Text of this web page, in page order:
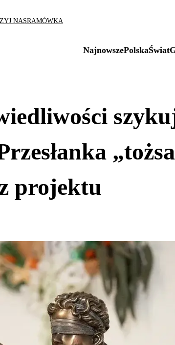
NASRAMÓWKA
NajnowszePolskaŚwiat
projektu